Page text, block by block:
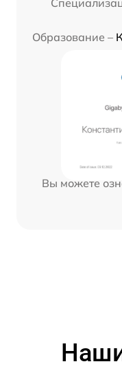
Образование –
Вы можете